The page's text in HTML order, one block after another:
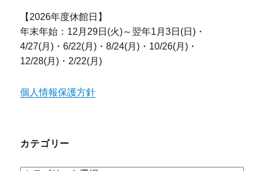
【2026年度休館日】
年末年始：12月29日(火)～翌年1月3日(日)・
4/27(月)・6/22(月)・8/24(月)・10/26(月)・
12/28(月)・2/22(月)
個人情報保護方針
カテゴリー